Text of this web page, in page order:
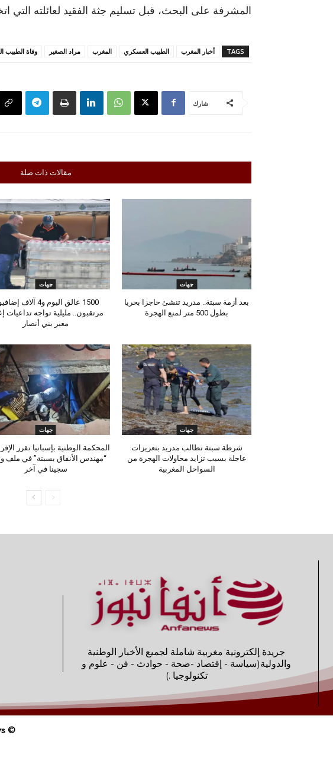
المشرفة على البحث، قبل تسليم جثة الفقيد لعائلته التي
TAGS أخبار المغرب الطبيب العسكري المغرب مراد الصغير وفاة الطبيب
شارك
مقالات ذات صلة
جهات
بعد أزمة سبتة.. مدريد تنشئ حاجزا بحريا
بطول 500 متر لمنع الهجرة
جهات
1500 عالق اليوم و4 آلاف
مرتقبون.. مليلية تواجه تداعيات
معبر بني أنصار
جهات
شرطة سبتة تطالب مدريد بتعزيزات
عاجلة بسبب تزايد محاولات الهجرة من
السواحل المغربية
جهات
المحكمة الوطنية بإسبانيا تقرر
“مهندس الأنفاق بسبتة” في ملف
سجينا في آخر
جريدة إلكترونية مغربية شاملة لجميع الأخبار الوطنية
والدولية(سياسة - إقتصاد -صحة - حوادث - فن - علوم و
تكنولوجيا .)
© Anfanews جميع الحقوق محفوظة لموقع